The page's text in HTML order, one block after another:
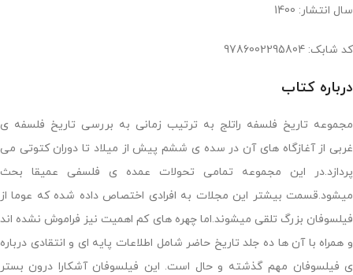
سال انتشار: 1400
کد شابک: ‏‫9786002295804
درباره کتاب
مجموعه تاریخ فلسفه راتلج به ترتیب زمانی به بررسی تاریخ فلسفه ی
غربی از آغازگاه های آن در سده ی ششم پیش از میلاد تا دوران کتوتی می
پردازد.در این مجموعه تمامی تحولات عمده ی فلسفی عمیقا بحث
میشود.قسمت بیشتر این مجلات به افرادی اختصاص داده شده که عوما از
فیلسوفان بزرگ تلقی میشوند.اما چهره های کم اهمیت نیز فراموش نشده اند
و همراه با آن ها ده جلد تاریخ حاضر شامل اطلاعات پایه ای و انتقادی درباره
ی فیلسوفان مهم گذشته و حال است. این فیلسوفان آشکارا درون بستر